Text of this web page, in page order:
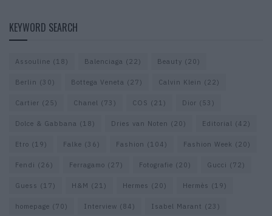
KEYWORD SEARCH
Assouline (18) Balenciaga (22) Beauty (20)
Berlin (30) Bottega Veneta (27) Calvin Klein (22)
Cartier (25) Chanel (73) COS (21) Dior (53)
Dolce & Gabbana (18) Dries van Noten (20) Editorial (42)
Etro (19) Falke (36) Fashion (104) Fashion Week (20)
Fendi (26) Ferragamo (27) Fotografie (20) Gucci (72)
Guess (17) H&M (21) Hermes (20) Hermès (19)
homepage (70) Interview (84) Isabel Marant (23)